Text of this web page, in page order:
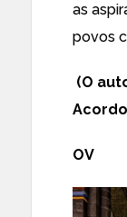
as
povos
(O
OV